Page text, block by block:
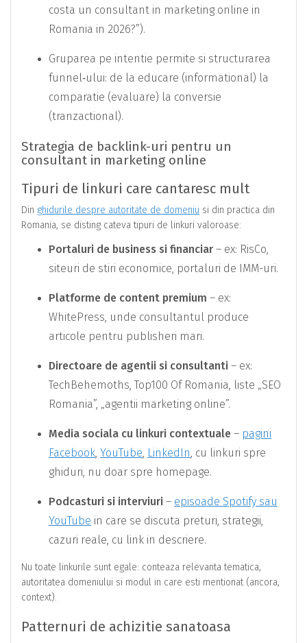
costa un consultant in marketing online in
Romania in 2026?”).
Gruparea pe intentie permite si structurarea
funnel‑ului: de la educare (informational) la
comparatie (evaluare) la conversie
(tranzactional).
Strategia de backlink-uri pentru un
consultant in marketing online
Tipuri de linkuri care cantaresc mult
Din ghidurile despre autoritate de domeniu si din practica din
Romania, se disting cateva tipuri de linkuri valoroase:
Portaluri de business si financiar – ex: RisCo,
siteuri de stiri economice, portaluri de IMM-uri.
Platforme de content premium – ex:
WhitePress, unde consultantul produce
articole pentru publisheri mari.
Directoare de agentii si consultanti – ex:
TechBehemoths, Top100 Of Romania, liste „SEO
Romania”, „agentii marketing online”.
Media sociala cu linkuri contextuale – pagini
Facebook, YouTube, LinkedIn, cu linkuri spre
ghiduri, nu doar spre homepage.
Podcasturi si interviuri – episoade Spotify sau
YouTube in care se discuta preturi, strategii,
cazuri reale, cu link in descriere.
Nu toate linkurile sunt egale: conteaza relevanta tematica,
autoritatea domeniului si modul in care esti mentionat (ancora,
context).
Patternuri de achizitie sanatoasa